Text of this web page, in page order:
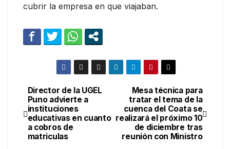
cubrir la empresa en que viajaban.
Navegación
de
entradas
Mesa técnica para
tratar el tema de la
cuenca del Coata se
realizará el próximo 10
de diciembre tras
reunión con Ministro
Director de la UGEL
Puno advierte a
instituciones
educativas en cuanto
a cobros de
matriculas